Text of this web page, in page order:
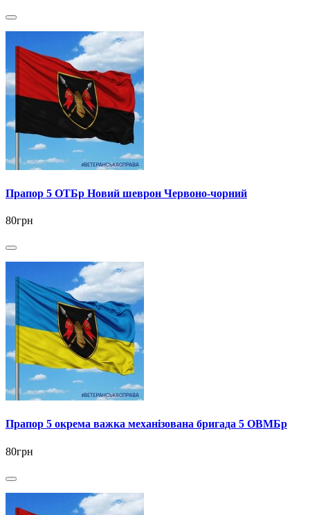
Прапор 5 ОТБр Новий шеврон Червоно-чорний
80грн
Прапор 5 окрема важка механізована бригада 5 ОВМБр
80грн